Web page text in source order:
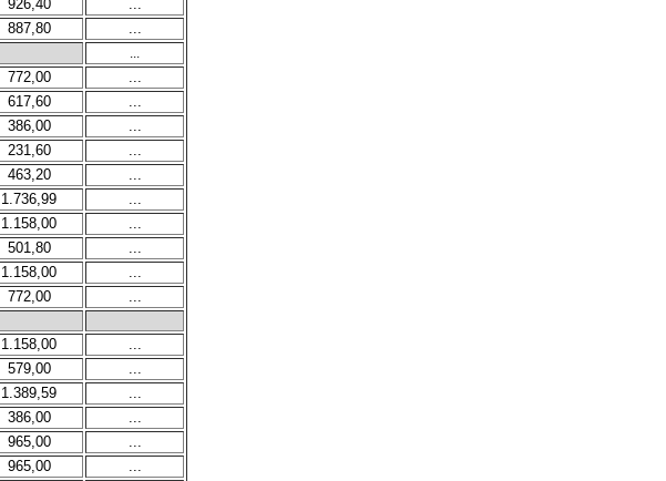
926,40
...
887,80
...
...
772,00
...
617,60
...
386,00
...
231,60
...
463,20
...
1.736,99
...
1.158,00
...
501,80
...
1.158,00
...
772,00
...
1.158,00
...
579,00
...
1.389,59
...
386,00
...
965,00
...
965,00
...